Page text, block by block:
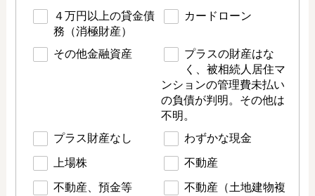
４万円以上の貸金債
務（消極財産）
カードローン
その他金融資産
プラスの財産はな
く、被相続人居住マ
ンションの管理費未払い
の負債が判明。その他は
不明。
プラス財産なし
わずかな現金
上場株 不動産
不動産、預金等
不動産（土地建物複